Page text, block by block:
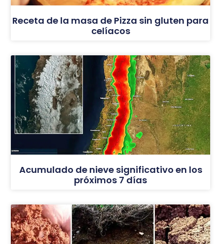
Receta de la masa de Pizza sin gluten para
celíacos
Acumulado de nieve significativo en los
próximos 7 días